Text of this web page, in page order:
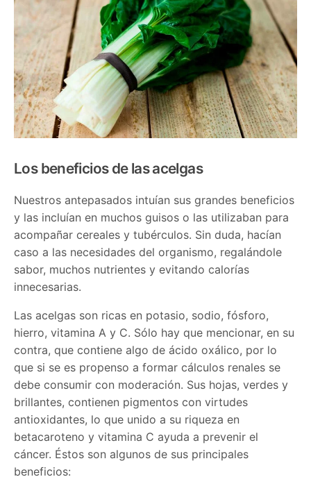
Los beneficios de las acelgas
Nuestros antepasados intuían sus grandes beneficios
y las incluían en muchos guisos o las utilizaban para
acompañar cereales y tubérculos. Sin duda, hacían
caso a las necesidades del organismo, regalándole
sabor, muchos nutrientes y evitando calorías
innecesarias.
Las acelgas son ricas en potasio, sodio, fósforo,
hierro, vitamina A y C. Sólo hay que mencionar, en su
contra, que contiene algo de ácido oxálico, por lo
que si se es propenso a formar cálculos renales se
debe consumir con moderación. Sus hojas, verdes y
brillantes, contienen pigmentos con virtudes
antioxidantes, lo que unido a su riqueza en
betacaroteno y vitamina C ayuda a prevenir el
cáncer. Éstos son algunos de sus principales
beneficios: